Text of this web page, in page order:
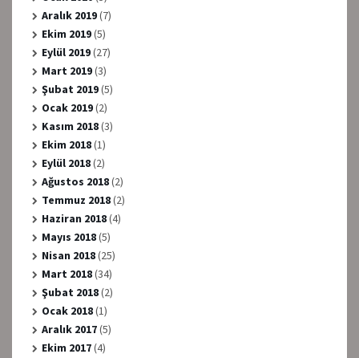
Aralık 2019(7)
Ekim 2019(5)
Eylül 2019(27)
Mart 2019(3)
Şubat 2019(5)
Ocak 2019(2)
Kasım 2018(3)
Ekim 2018(1)
Eylül 2018(2)
Ağustos 2018(2)
Temmuz 2018(2)
Haziran 2018(4)
Mayıs 2018(5)
Nisan 2018(25)
Mart 2018(34)
Şubat 2018(2)
Ocak 2018(1)
Aralık 2017(5)
Ekim 2017(4)